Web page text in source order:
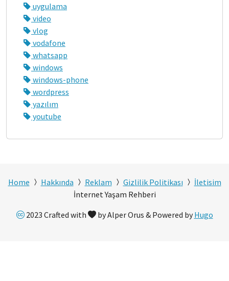
uygulama
video
vlog
vodafone
whatsapp
windows
windows-phone
wordpress
yazılım
youtube
Home Hakkında Reklam Gizlilik Politikası
İletisim
İnternet Yaşam Rehberi
2023 Crafted with
by Alper Orus & Powered byHugo